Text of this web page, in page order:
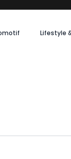
Lifestyle